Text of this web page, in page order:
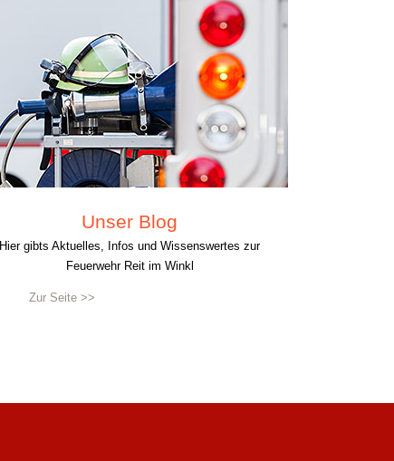
Unser Blog
Hier gibts Aktuelles, Infos und Wissenswertes zur
Feuerwehr Reit im Winkl
Zur Seite >>